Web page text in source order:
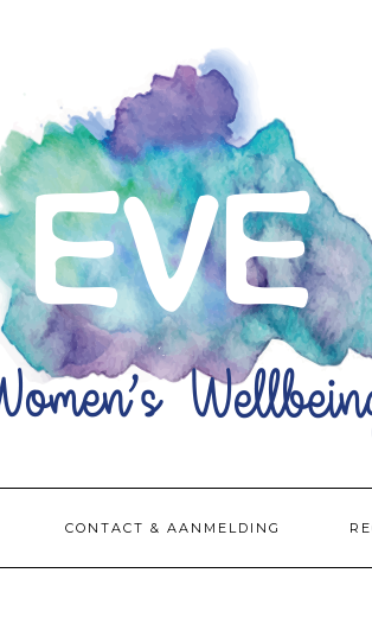
CONTACT & AANMELDING